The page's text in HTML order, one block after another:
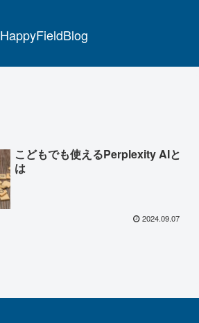
HappyFieldBlog
こどもでも使えるPerplexity AIと
は
2024.09.07